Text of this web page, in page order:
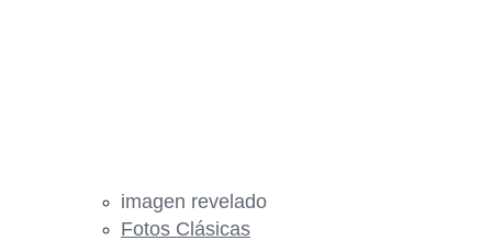
imagen revelado
Fotos Clásicas